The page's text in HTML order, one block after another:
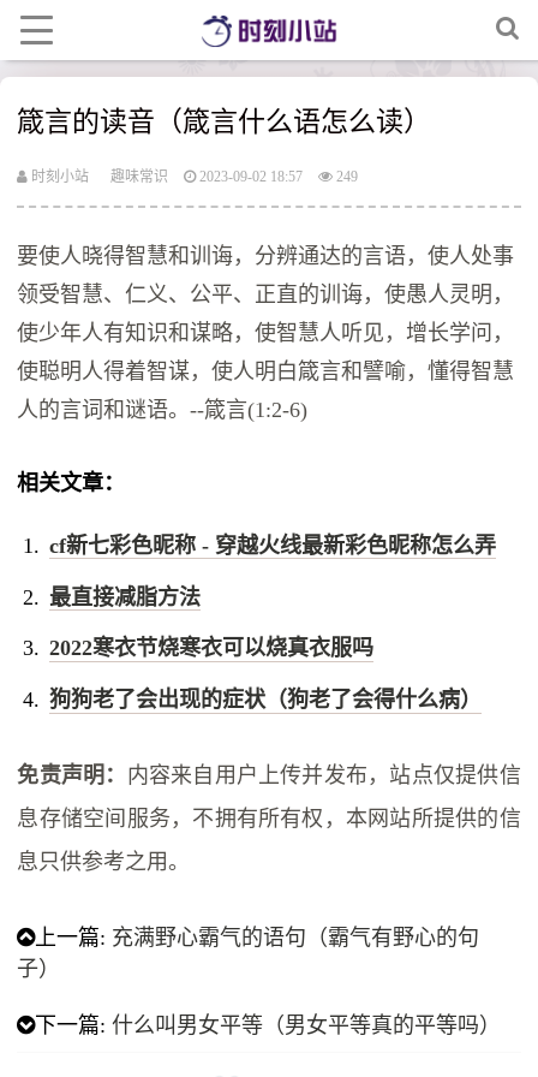
箴言的读音（箴言什么语怎么读）
时刻小站 趣味常识 2023-09-02 18:57 249
要使人晓得智慧和训诲，分辨通达的言语，使人处事
领受智慧、仁义、公平、正直的训诲，使愚人灵明，
使少年人有知识和谋略，使智慧人听见，增长学问，
使聪明人得着智谋，使人明白箴言和譬喻，懂得智慧
人的言词和谜语。--箴言(1:2-6)
相关文章：
cf新七彩色昵称 - 穿越火线最新彩色昵称怎么弄
最直接减脂方法
2022寒衣节烧寒衣可以烧真衣服吗
狗狗老了会出现的症状（狗老了会得什么病）
免责声明： 内容来自用户上传并发布，站点仅提供信
息存储空间服务，不拥有所有权，本网站所提供的信
息只供参考之用。
上一篇: 充满野心霸气的语句（霸气有野心的句
子）
下一篇:什么叫男女平等（男女平等真的平等吗）